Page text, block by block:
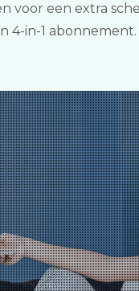
voor een extra
4-in-1 abonnement.